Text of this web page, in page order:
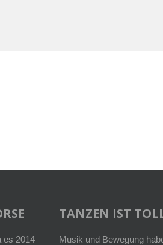
es 2014
TANZEN IST
Musik und Bewegung